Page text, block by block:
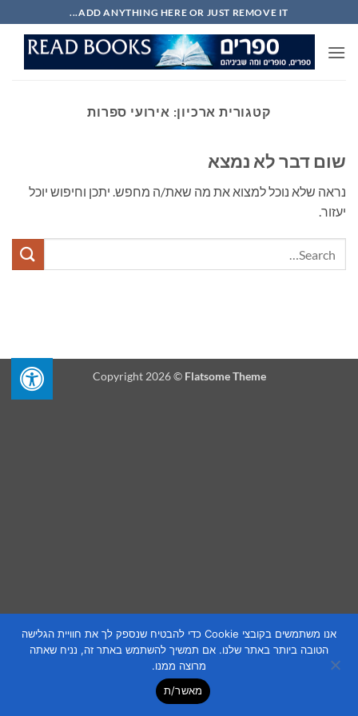
to
content
ADD ANYTHING HERE OR JUST REMOVE IT...
קטגורית ארכיון: אירועי ספרות
שום דבר לא נמצא
נראה שלא נוכל למצוא את מה שאת/ה מחפש. יתכן וחיפוש יוכל
יעזור.
Copyright 2026 © Flatsome Theme
אנו משתמשים בקובצי Cookie כדי להבטיח שנספק לך את חוויית הגלישה
הטובה ביותר באתר שלנו. אם תמשיך להשתמש באתר זה, נניח שאתה
מרוצה ממנו.
מאשר/ת